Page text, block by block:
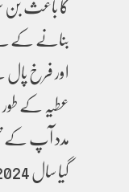
بنانے کے
عطیہ کے
مدد آپ کے